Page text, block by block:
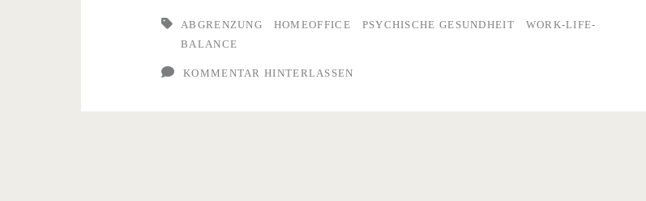
Gesundheit
im
Homeoffice?
ABGRENZUNG HOMEOFFICE PSYCHISCHE GESUNDHEIT
WORK-LIFE-
BALANCE
KOMMENTAR HINTERLASSEN